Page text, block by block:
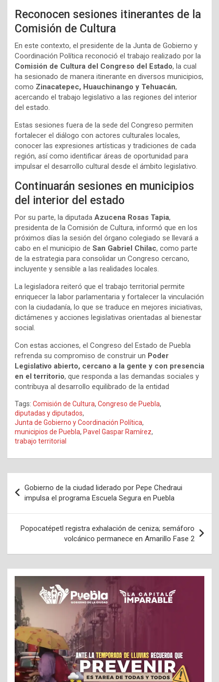
Reconocen sesiones itinerantes de la
Comisión de Cultura
En este contexto, el presidente de la Junta de Gobierno y
Coordinación Política reconoció el trabajo realizado por la
Comisión de Cultura del Congreso del Estado, la cual
ha sesionado de manera itinerante en diversos municipios,
como Zinacatepec, Huauchinango y Tehuacán,
acercando el trabajo legislativo a las regiones del interior
del estado.
Estas sesiones fuera de la sede del Congreso permiten
fortalecer el diálogo con actores culturales locales,
conocer las expresiones artísticas y tradiciones de cada
región, así como identificar áreas de oportunidad para
impulsar el desarrollo cultural desde el ámbito legislativo.
Continuarán sesiones en municipios
del interior del estado
Por su parte, la diputada Azucena Rosas Tapia,
presidenta de la Comisión de Cultura, informó que en los
próximos días la sesión del órgano colegiado se llevará a
cabo en el municipio de San Gabriel Chilac, como parte
de la estrategia para consolidar un Congreso cercano,
incluyente y sensible a las realidades locales.
La legisladora reiteró que el trabajo territorial permite
enriquecer la labor parlamentaria y fortalecer la vinculación
con la ciudadanía, lo que se traduce en mejores iniciativas,
dictámenes y acciones legislativas orientadas al bienestar
social.
Con estas acciones, el Congreso del Estado de Puebla
refrenda su compromiso de construir un Poder
Legislativo abierto, cercano a la gente y con presencia
en el territorio, que responda a las demandas sociales y
contribuya al desarrollo equilibrado de la entidad
Tags: Comisión de Cultura, Congreso de Puebla,
diputadas y diputados,
Junta de Gobierno y Coordinación Política,
municipios de Puebla, Pavel Gaspar Ramírez,
trabajo territorial
de
entradas
Gobierno de la ciudad liderado por Pepe Chedraui
impulsa el programa Escuela Segura en Puebla
Popocatépetl registra exhalación de ceniza; semáforo
volcánico permanece en Amarillo Fase 2